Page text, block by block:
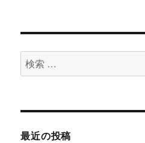
検
索
象:
最近の投稿